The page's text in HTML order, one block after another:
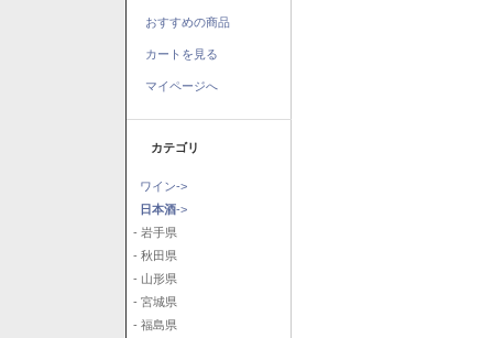
おすすめの商品
カートを見る
マイページへ
カテゴリ
ワイン->
日本酒->
- 岩手県
- 秋田県
- 山形県
- 宮城県
- 福島県